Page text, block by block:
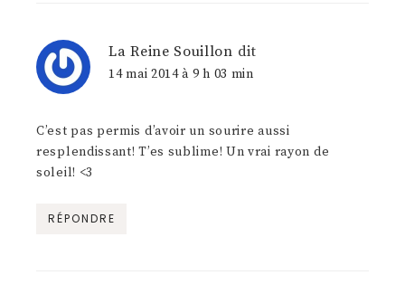
La Reine Souillon dit
14 mai 2014 à 9 h 03 min
C’est pas permis d’avoir un sourire aussi
resplendissant! T’es sublime! Un vrai rayon de
soleil! <3
RÉPONDRE